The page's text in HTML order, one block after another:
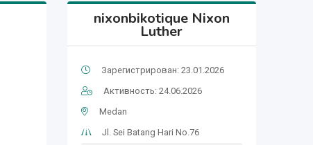
nixonbikotique Nixon
Luther
Зарегистрирован: 23.01.2026
Активность: 24.06.2026
Medan
Jl. Sei Batang Hari No.76